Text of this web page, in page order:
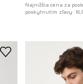
Najnižšia cena za
poskytnutím zľavy: